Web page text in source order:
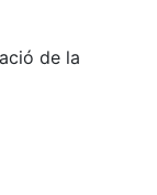
de la